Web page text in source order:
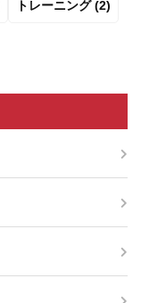
トレーニング (2)